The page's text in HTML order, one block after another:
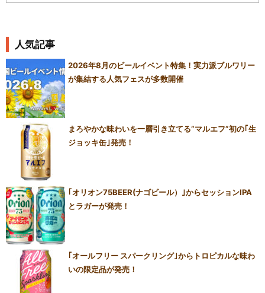
人気記事
2026年8月のビールイベント特集！実力派ブルワリー
が集結する人気フェスが多数開催
まろやかな味わいを一層引き立てる“マルエフ”初の｢生
ジョッキ缶｣発売！
｢オリオン75BEER(ナゴビール）｣からセッションIPA
とラガーが発売！
｢オールフリー スパークリング｣からトロピカルな味わ
いの限定品が発売！